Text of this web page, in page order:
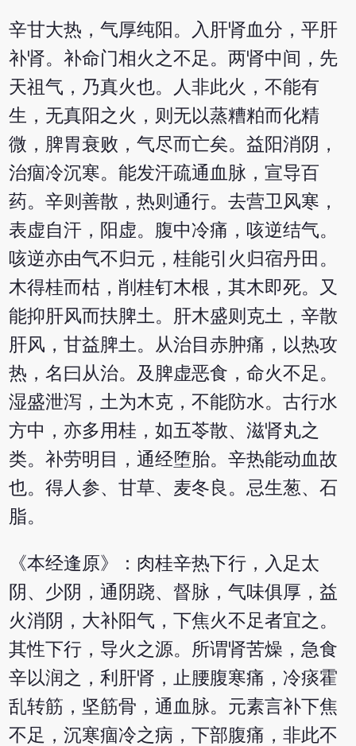
辛甘大热，气厚纯阳。入肝肾血分，平肝
补肾。补命门相火之不足。两肾中间，先
天祖气，乃真火也。人非此火，不能有
生，无真阳之火，则无以蒸糟粕而化精
微，脾胃衰败，气尽而亡矣。益阳消阴，
治痼冷沉寒。能发汗疏通血脉，宣导百
药。辛则善散，热则通行。去营卫风寒，
表虚自汗，阳虚。腹中冷痛，咳逆结气。
咳逆亦由气不归元，桂能引火归宿丹田。
木得桂而枯，削桂钉木根，其木即死。又
能抑肝风而扶脾土。肝木盛则克土，辛散
肝风，甘益脾土。从治目赤肿痛，以热攻
热，名曰从治。及脾虚恶食，命火不足。
湿盛泄泻，土为木克，不能防水。古行水
方中，亦多用桂，如五苓散、滋肾丸之
类。补劳明目，通经堕胎。辛热能动血故
也。得人参、甘草、麦冬良。忌生葱、石
脂。
《本经逢原》：肉桂辛热下行，入足太
阴、少阴，通阴跷、督脉，气味俱厚，益
火消阴，大补阳气，下焦火不足者宜之。
其性下行，导火之源。所谓肾苦燥，急食
辛以润之，利肝肾，止腰腹寒痛，冷痰霍
乱转筋，坚筋骨，通血脉。元素言补下焦
不足，沉寒痼冷之病，下部腹痛，非此不